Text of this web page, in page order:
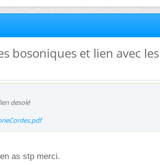
bosoniques et lien avec les
desolé
as stp merci.